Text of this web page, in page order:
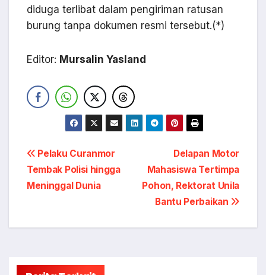
diduga terlibat dalam pengiriman ratusan
burung tanpa dokumen resmi tersebut.(*)
Editor: Mursalin Yasland
Navigasi
pos
Delapan Motor
Mahasiswa Tertimpa
Pohon, Rektorat Unila
Bantu Perbaikan
Pelaku Curanmor
Tembak Polisi hingga
Meninggal Dunia